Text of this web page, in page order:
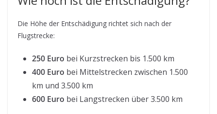
Die Höhe der Entschädigung richtet sich nach der
Flugstrecke:
250 Euro bei Kurzstrecken bis 1.500 km
400 Euro bei Mittelstrecken zwischen 1.500
km und 3.500 km
600 Euro bei Langstrecken über 3.500 km